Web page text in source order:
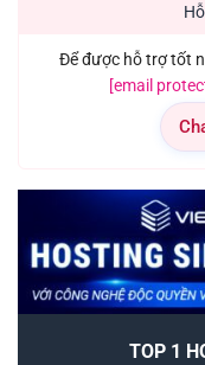
Để được hỗ trợ tốt
[email
TOP 1